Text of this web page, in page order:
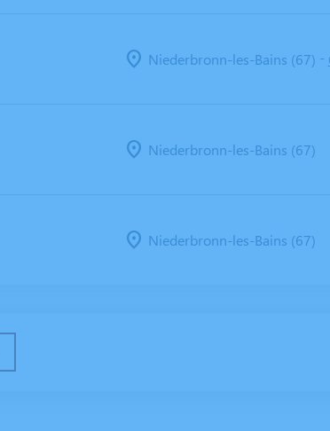
Niederbronn-les-Bains (67) -
Niederbronn-les-Bains (67)
Niederbronn-les-Bains (67)